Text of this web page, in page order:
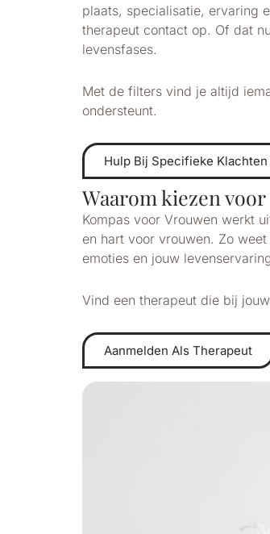
plaats, specialisatie, ervaring
therapeut contact op. Of dat
levensfases.
Met de filters vind je altijd
ondersteunt.
Hulp Bij Specifieke Klachten
Waarom kiezen
Kompas voor Vrouwen werkt
en hart voor vrouwen. Zo
emoties en jouw
Vind een therapeut die bij
Aanmelden Als Therapeut